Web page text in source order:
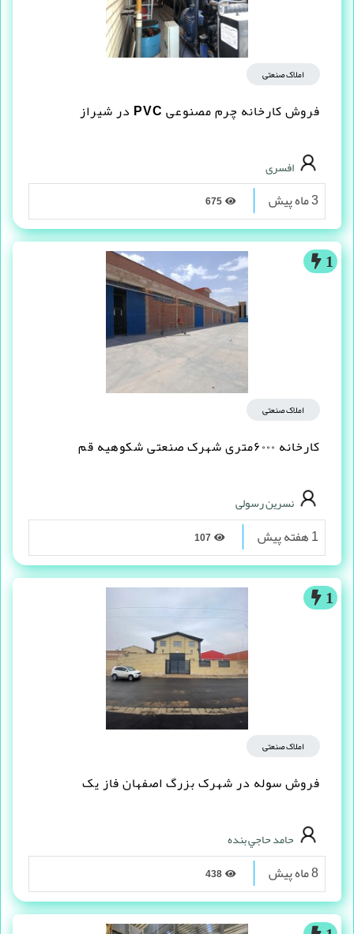
املاک صنعتی
فروش کارخانه چرم مصنوعى PVC در شیراز
افسری
3 ماه پیش
1
املاک صنعتی
کارخانه ۶۰۰۰متری شهرک صنعتی شکوهیه قم
نسرین رسولی
1 هفته پیش
1
املاک صنعتی
فروش سوله در شهرک بزرگ اصفهان فاز یک
حامد حاجي بنده
8 ماه پیش